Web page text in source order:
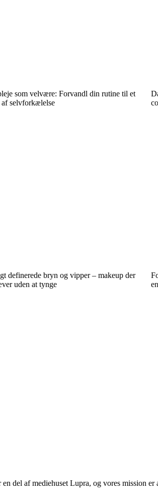
som velvære: Forvandl din rutine til et
selvforkælelse
definerede bryn og vipper – makeup der
uden at tynge
af mediehuset Lupra, og vores mission er